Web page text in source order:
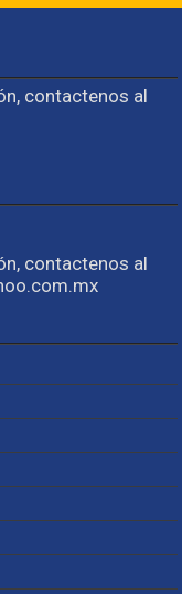
contactenos al
contactenos al